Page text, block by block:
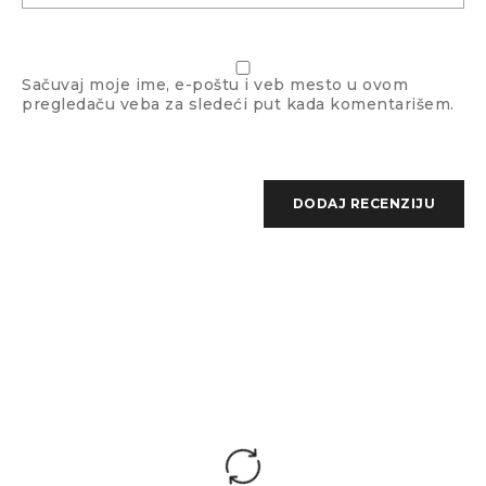
Sačuvaj moje ime, e-poštu i veb mesto u ovom
pregledaču veba za sledeći put kada komentarišem.